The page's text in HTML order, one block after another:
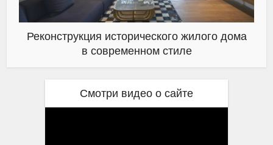
Реконструкция исторического жилого дома
в современном стиле
Смотри видео о сайте